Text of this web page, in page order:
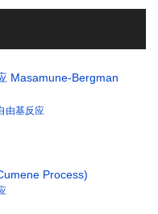
Masamune-Bergman
由基反应
Process)